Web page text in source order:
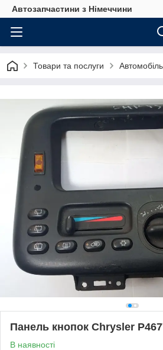
Автозапчастини з Німеччини
Товари та послуги
Панель кнопок Chrysler
В наявності